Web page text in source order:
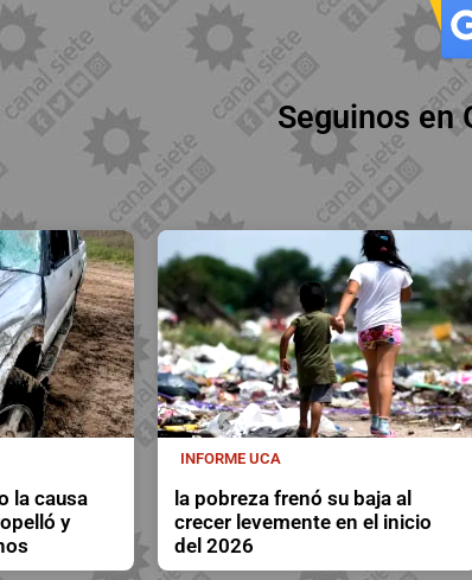
Seguinos en
la causa
y
INFORME UCA
la pobreza frenó su baja al
crecer levemente en el inicio
del 2026